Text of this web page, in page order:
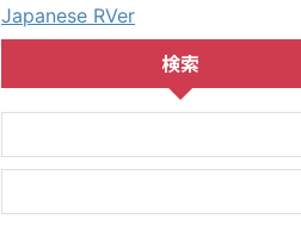
Japanese RVer
検索